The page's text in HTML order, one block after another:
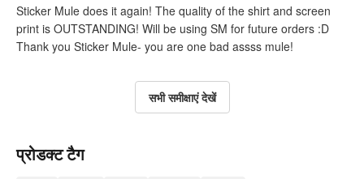
Sticker Mule does it again! The quality of the shirt and screen
print is OUTSTANDING! Will be using SM for future orders :D
Thank you Sticker Mule- you are one bad assss mule!
सभी समीक्षाएं देखें
प्रोडक्ट टैग